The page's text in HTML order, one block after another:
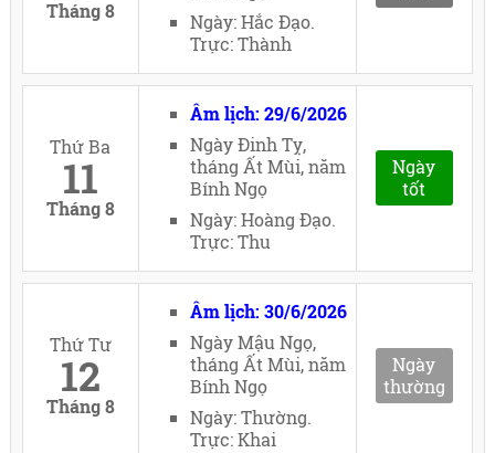
Tháng 8
Ngày: Hắc Đạo.
Trực: Thành
Thứ Ba
11
Tháng 8
Âm lịch: 29/6/2026
Ngày Đinh Tỵ,
tháng Ất Mùi, năm
Bính Ngọ
Ngày: Hoàng Đạo.
Trực: Thu
Ngày
tốt
Thứ Tư
12
Tháng 8
Âm lịch: 30/6/2026
Ngày Mậu Ngọ,
tháng Ất Mùi, năm
Bính Ngọ
Ngày: Thường.
Trực: Khai
Ngày
thường